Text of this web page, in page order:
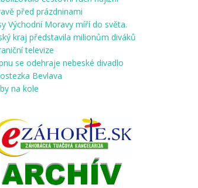
před prázdninami
Východní Moravy míří do světa.
kraj představila milionům diváků
televize
se odehraje nebeské divadlo
Bevlava
na kole